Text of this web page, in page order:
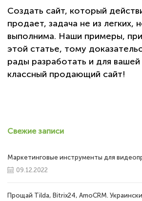
Создать сайт, который
продает, задача не из легких,
выполнима. Наши примеры,
этой статье, тому
рады разработать и для
классный продающий сайт!
Свежие записи
Маркетинговые инструменты для
09.12.2022
Прощай Tilda, Bitrix24, AmoCRM.